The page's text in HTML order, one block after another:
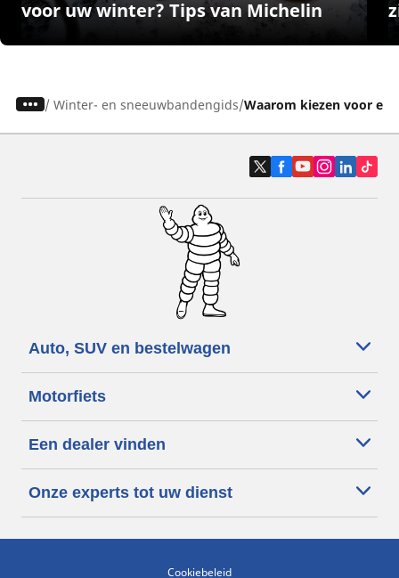
voor uw winter? Tips van Michelin
/ Winter- en sneeuwbandengids Waarom kiezen voor
Auto, SUV en bestelwagen
Motorfiets
Een dealer vinden
Onze experts tot uw dienst
Cookiebeleid